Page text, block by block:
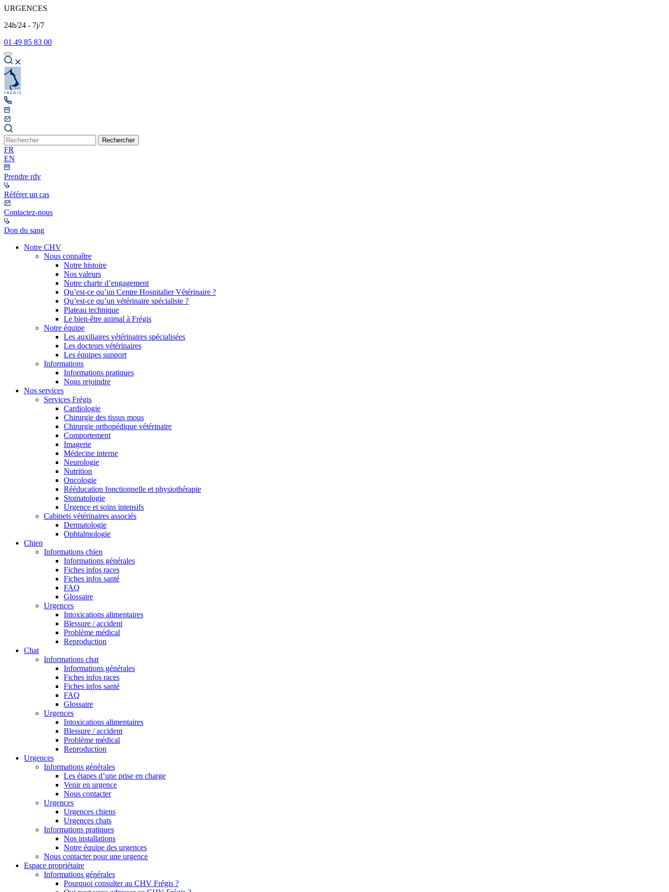
URGENCES
24h/24 - 7j/7
01 49 85 83 00
Rechercher
FR
EN
Prendre rdv
Référer un cas
Contactez-nous
Don du sang
Notre CHV
Nous connaître
Notre histoire
Nos valeurs
Notre charte d’engagement
Qu’est-ce qu’un Centre Hospitalier Vétérinaire ?
Qu’est-ce qu’un vétérinaire spécialiste ?
Plateau technique
Le bien-être animal à Frégis
Notre équipe
Les auxiliaires vétérinaires spécialisées
Les docteurs vétérinaires
Les équipes support
Informations
Informations pratiques
Nous rejoindre
Nos services
Services Frégis
Cardiologie
Chirurgie des tissus mous
Chirurgie orthopédique vétérinaire
Comportement
Imagerie
Médecine interne
Neurologie
Nutrition
Oncologie
Rééducation fonctionnelle et physiothérapie
Stomatologie
Urgence et soins intensifs
Cabinets vétérinaires associés
Dermatologie
Ophtalmologie
Chien
Informations chien
Informations générales
Fiches infos races
Fiches infos santé
FAQ
Glossaire
Urgences
Intoxications alimentaires
Blessure / accident
Problème médical
Reproduction
Chat
Informations chat
Informations générales
Fiches infos races
Fiches infos santé
FAQ
Glossaire
Urgences
Intoxications alimentaires
Blessure / accident
Problème médical
Reproduction
Urgences
Informations générales
Les étapes d’une prise en charge
Venir en urgence
Nous contacter
Urgences
Urgences chiens
Urgences chats
Informations pratiques
Nos installations
Notre équipe des urgences
Nous contacter pour une urgence
Espace propriétaire
Informations générales
Pourquoi consulter au CHV Frégis ?